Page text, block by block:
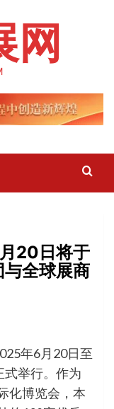
网
20日将于
全球展商
年6月20日至
式举行。作为
化博览会，本